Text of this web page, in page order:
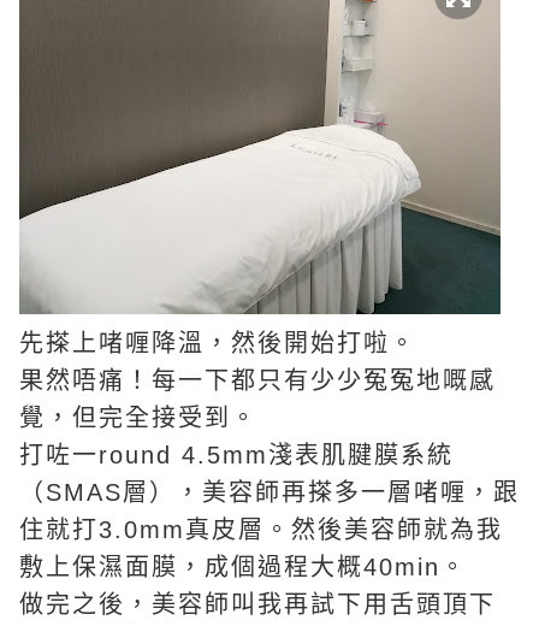
先搽上啫喱降溫，然後開始打啦。
果然唔痛！每一下都只有少少冤冤地嘅感
覺，但完全接受到。
打咗一round 4.5mm淺表肌腱膜系統
（SMAS層），美容師再搽多一層啫喱，跟
住就打3.0mm真皮層。然後美容師就為我
敷上保濕面膜，成個過程大概40min。
做完之後，美容師叫我再試下用舌頭頂下